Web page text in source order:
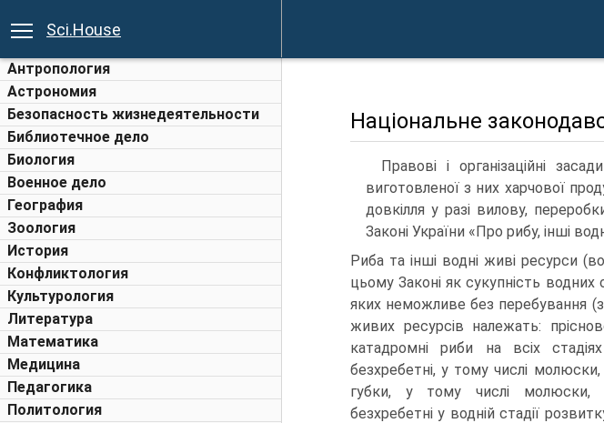
Sci.House
Антропология
Астрономия
Безопасность жизнедеятельности
Библиотечное дело
Биология
Военное дело
География
Зоология
История
Конфликтология
Культурология
Литература
Математика
Медицина
Педагогика
Политология
Національне
Правові і організаційні
виготовленої з них харчової
довкілля у разі вилову,
Законі України «Про рибу, інші
Риба та інші водні живі ресурси
цьому Законі як сукупність водних
яких неможливе без перебування
живих ресурсів належать:
катадромні риби на всіх
безхребетні, у тому числі молюски,
губки, у тому числі молюски,
безхребетні у водній стадії